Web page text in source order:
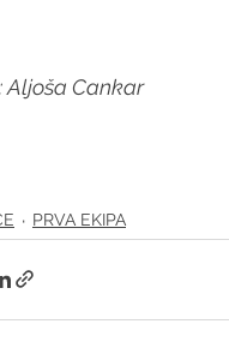
Aljoša Cankar
PRVA EKIPA